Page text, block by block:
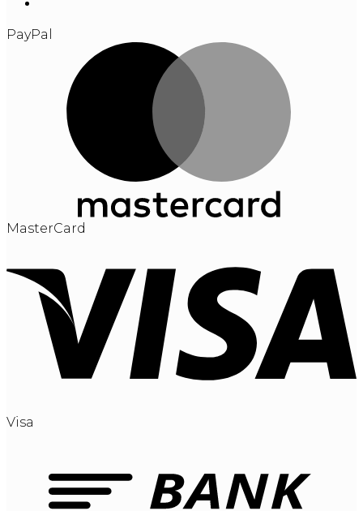
PayPal
MasterCard
Visa